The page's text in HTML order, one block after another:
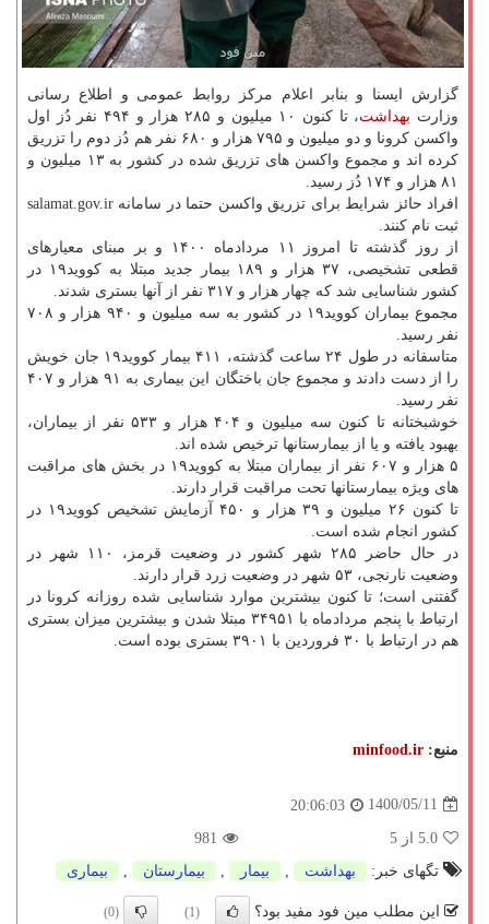
گزارش ایسنا و بنابر اعلام مرکز روابط عمومی و اطلاع رسانی
وزارت بهداشت
، تا کنون ۱۰ میلیون و ۲۸۵ هزار و ۴۹۴ نفر دُز اول
واکسن کرونا و دو میلیون و ۷۹۵ هزار و ۶۸۰ نفر هم دُز دوم را تزریق
کرده اند و مجموع واکسن های تزریق شده در کشور به ۱۳ میلیون و
۸۱ هزار و ۱۷۴ دُز رسید.
افراد حائز شرایط برای تزریق واکسن حتما در سامانه salamat.gov.ir
ثبت نام کنند.
از روز گذشته تا امروز ۱۱ مردادماه ۱۴۰۰ و بر مبنای معیارهای
قطعی تشخیصی، ۳۷ هزار و ۱۸۹ بیمار جدید مبتلا به کووید۱۹ در
کشور شناسایی شد که چهار هزار و ۳۱۷ نفر از آنها بستری شدند.
مجموع بیماران کووید۱۹ در کشور به سه میلیون و ۹۴۰ هزار و ۷۰۸
نفر رسید.
متاسفانه در طول ۲۴ ساعت گذشته، ۴۱۱ بیمار کووید۱۹ جان خویش
را از دست دادند و مجموع جان باختگان این بیماری به ۹۱ هزار و ۴۰۷
نفر رسید.
خوشبختانه تا کنون سه میلیون و ۴۰۴ هزار و ۵۳۳ نفر از بیماران،
بهبود یافته و یا از بیمارستانها ترخیص شده اند.
۵ هزار و ۶۰۷ نفر از بیماران مبتلا به کووید۱۹ در بخش های مراقبت
های ویژه بیمارستانها تحت مراقبت قرار دارند.
تا کنون ۲۶ میلیون و ۳۹ هزار و ۴۵۰ آزمایش تشخیص کووید۱۹ در
کشور انجام شده است.
در حال حاضر ۲۸۵ شهر کشور در وضعیت قرمز، ۱۱۰ شهر در
وضعیت نارنجی، ۵۳ شهر در وضعیت زرد قرار دارند.
گفتنی است؛ تا کنون بیشترین موارد شناسایی شده روزانه کرونا در
ارتباط با پنجم مردادماه با ۳۴۹۵۱ مبتلا شدن و بیشترین میزان بستری
هم در ارتباط با ۳۰ فروردین با ۳۹۰۱ بستری بوده است.
منبع: minfood.ir
1400/05/11
20:06:03
5.0 از 5
981
تگهای خبر:
بهداشت بیمار بیمارستان بیماری
این مطلب مین فود مفید بود؟ (1)
(0)